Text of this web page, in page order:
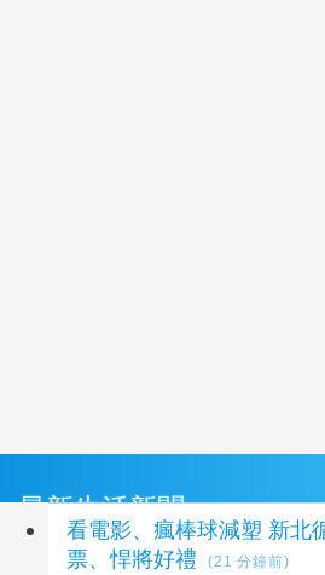
最新生活新聞
看電影、瘋棒球減塑 新北循環杯回歸抽電影
票、悍將好禮
(21 分鐘前)